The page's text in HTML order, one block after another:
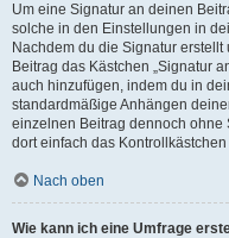
Um eine Signatur an deinen
solche in den Einstellungen in
Nachdem du die Signatur
Beitrag das Kästchen „Signatur
auch hinzufügen, indem du in
standardmäßige Anhängen
einzelnen Beitrag dennoch ohne
dort einfach das
Nach oben
Wie kann ich eine Umfrage